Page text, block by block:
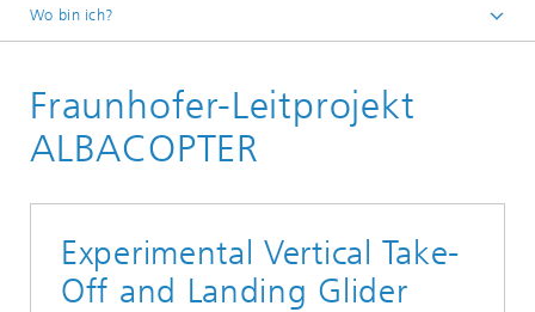
Wo bin ich?
Projekte & Kooperationen
Fraunhofer-Leitprojekt
ALBACOPTER
Experimental Vertical Take-
Off and Landing Glider